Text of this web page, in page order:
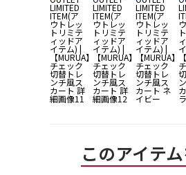
このアイテ